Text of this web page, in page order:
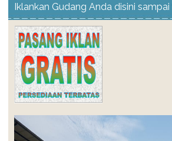
Iklankan Gudang Anda disini sampai